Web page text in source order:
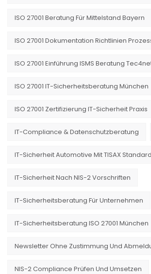
ISO 27001 Beratung Für Mittelstand Bayern
ISO 27001 Dokumentation Richtlinien
ISO 27001 Einführung ISMS Beratung
ISO 27001 IT-Sicherheitsberatung München
ISO 27001 Zertifizierung IT-Sicherheit Praxis
IT-Compliance & Datenschutzberatung
IT-Sicherheit Automotive Mit TISAX Standard
IT-Sicherheit Nach NIS-2 Vorschriften
IT-Sicherheitsberatung Für Unternehmen
IT-Sicherheitsberatung ISO 27001 München
Newsletter Ohne Zustimmung Und
NIS-2 Compliance Prüfen Und Umsetzen